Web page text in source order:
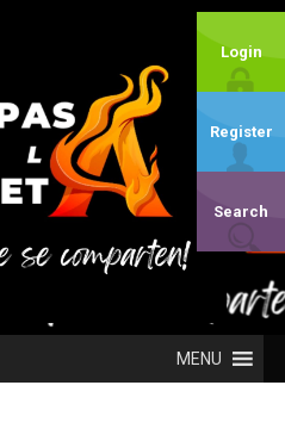
MENU
Login
Register
Search